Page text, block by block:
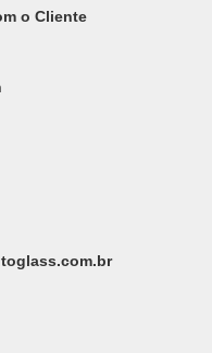
o Cliente